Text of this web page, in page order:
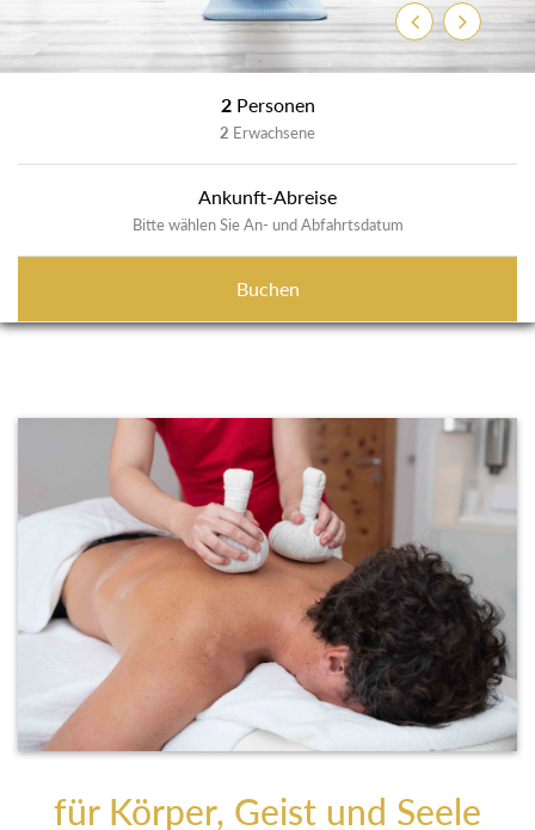
ZurückWeiter
2 Personen
2 Erwachsene
Ankunft-Abreise
Bitte wählen Sie An- und Abfahrtsdatum
Buchen
für Körper, Geist und Seele